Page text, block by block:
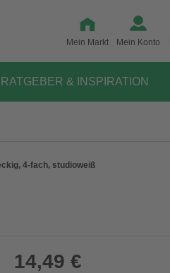
Mein Markt Mein Konto
RATGEBER & INSPIRATION
4-fach, studioweiß
14,49 €